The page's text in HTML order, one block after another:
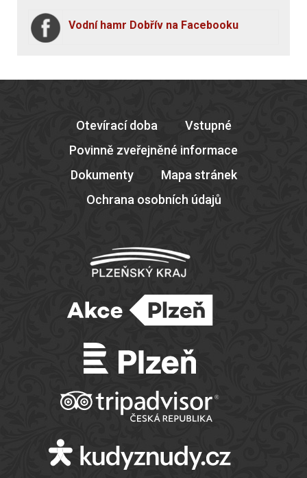
Vodní hamr Dobřív na Facebooku
Otevírací doba
Vstupné
Povinně zveřejněné informace
Dokumenty
Mapa stránek
Ochrana osobních údajů